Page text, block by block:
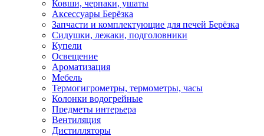
Ковши, черпаки, ушаты
Аксессуары Берёзка
Запчасти и комплектующие для печей Берёзка
Сидушки, лежаки, подголовники
Купели
Освещение
Ароматизация
Мебель
Термогигрометры, термометры, часы
Колонки водогрейные
Предметы интерьера
Вентиляция
Дистилляторы